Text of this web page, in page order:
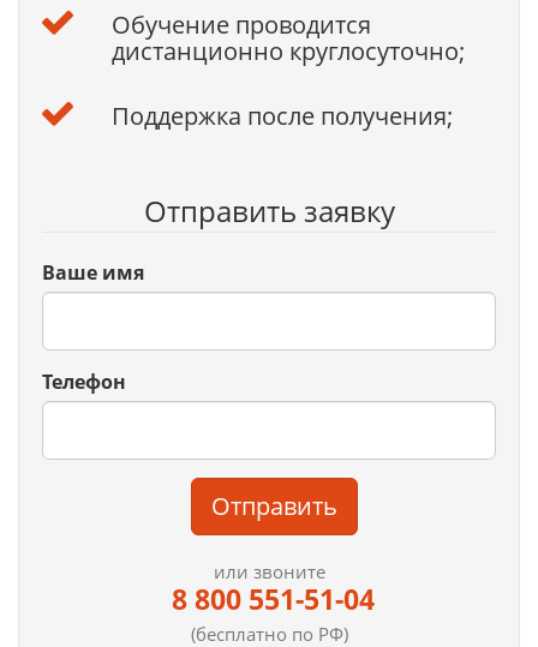
Обучение проводится
дистанционно круглосуточно;
Поддержка после получения;
Отправить заявку
Ваше имя
Телефон
Отправить
или звоните
8 800 551-51-04
(бесплатно по РФ)